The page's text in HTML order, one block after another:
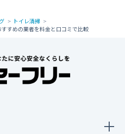
トイレ清掃
すめの業者を料金と口コミで比較